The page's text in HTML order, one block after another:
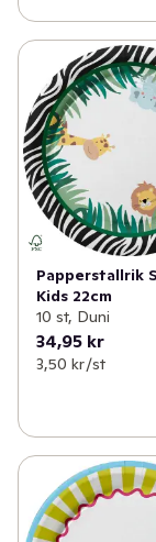
Papperstallrik
Kids 22cm
10 st, Duni
34,95 kr
3,50 kr /st